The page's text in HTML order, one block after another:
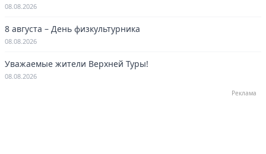
08.08.2026
8 августа – День физкультурника
08.08.2026
Уважаемые жители Верхней Туры!
08.08.2026
Реклама